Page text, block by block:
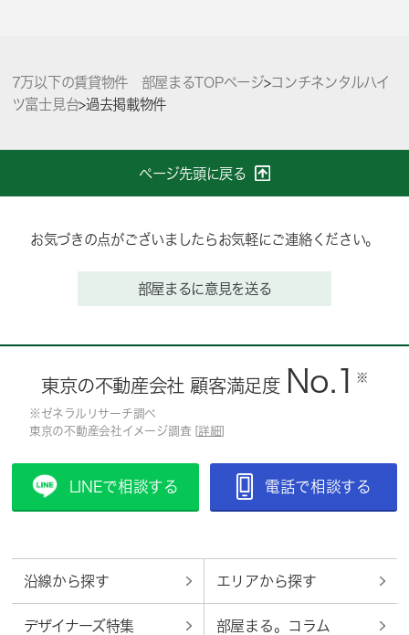
7万以下の賃貸物件 部屋まるTOPページ>コンチネンタルハイ
ツ富士見台>過去掲載物件
ページ先頭に戻る
お気づきの点がございましたらお気軽にご連絡ください。
部屋まるに意見を送る
東京の不動産会社 顧客満足度 No.1 ※
※ゼネラルリサーチ調べ
東京の不動産会社イメージ調査 [ 詳細
LINEで相談する 電話で相談する
沿線から探す エリアから探す
デザイナーズ特集 部屋まる。コラム